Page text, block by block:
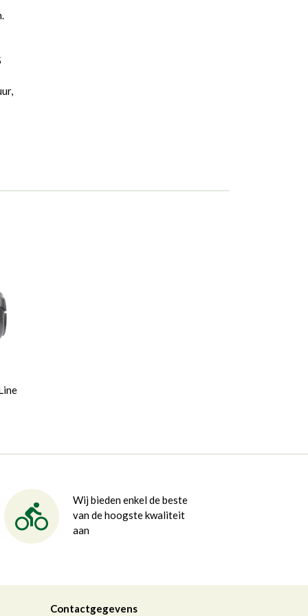
Wij bieden enkel de beste
van de hoogste kwaliteit
aan
Contactgegevens